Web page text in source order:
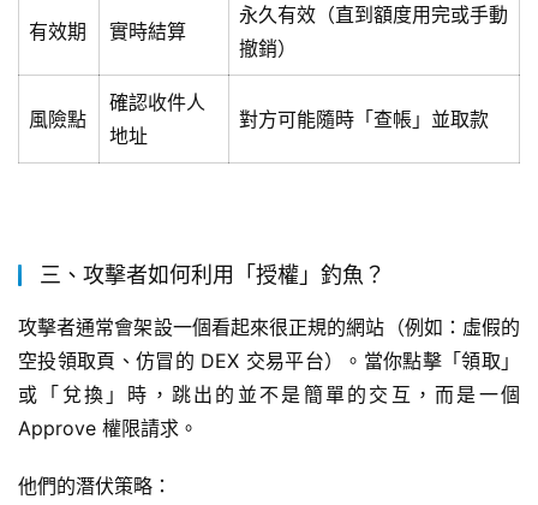
有效期 實時結算
永久有效（直到額度用完或手動
撤銷）
風險點
確認收件人
地址
對方可能隨時「查帳」並取款
三、攻擊者如何利用「授權」釣魚？
攻擊者通常會架設一個看起來很正規的網站（例如：虛假的
空投領取頁、仿冒的 DEX 交易平台）。當你點擊「領取」
或「兌換」時，跳出的並不是簡單的交互，而是一個
Approve 權限請求。
他們的潛伏策略：